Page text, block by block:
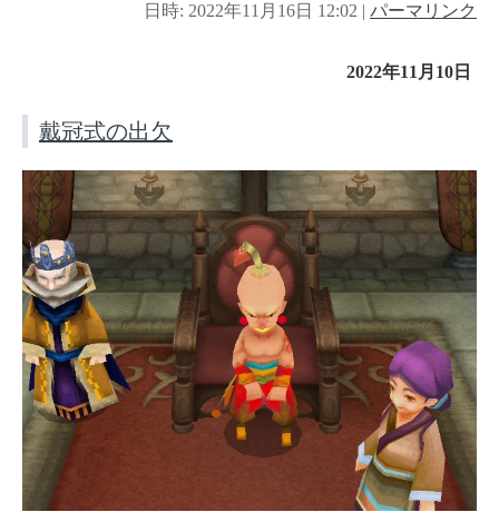
日時: 2022年11月16日 12:02 | パーマリンク
2022年11月10日
戴冠式の出欠